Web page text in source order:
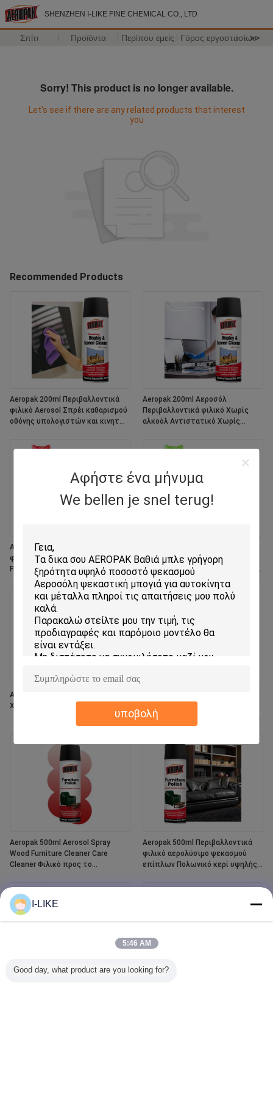
SHENZHEN I-LIKE FINE CHEMICAL CO., LTD
Σπίτι Προϊόντα Περίπου εμείς Γύρος εργοστασίων
>>
Αφήστε ένα μήνυμα
We bellen je snel terug!
υποβολή
Sorry! This product is no longer available.
Let's see if there are any related products that interest
you
Recommended Products
Aeropak 200ml Περιβαλλοντικά
φιλικό Aerosol Σπρέι καθαρισμού
οθόνης υπολογιστών και κινητών
Aeropak 200ml Αεροσόλ
Περιβαλλοντικά φιλικό Χωρίς
αλκοόλ Αντιστατικό Χωρίς
Πολυπρόθεσμη εξατομικευμένη
Aeropak 330ml Περιβαλλοντικώς
φιλικό αερολύσιμο Rose Scent Air
Freshener Spray για οικιακή και
οδική χρήση σε εσωτερικούς
Scent Χρήση Αποτελεσματικός
Εξάλειπτης Οσμών Μακροχρόνια
φιλική προς το περιβάλλον,
ασφαλής για κατοικίδια ζώα,
ασφαλής για παιδιά, ανανεωτικό
Aeropak 330 ml Αεροσόλ Φρέσκο
Χαζάμινο Αρώμα Ψεκαστικό
κουζίνας Εφοδιασμός μαγειρικής
Πολυεπιφανειακό σπρέι
Aeropak 500ml Aerosol Spray
Wood Furniture Cleaner Care
Cleaner Φιλικό προς το
Υψηλού Περιεχομένου Βερνίκι
ξύλου
Aeropak 500ml Περιβαλλοντικά
φιλικό αερολύσιμο ψεκασμού
επίπλων Πολωνικό κερί υψηλής
ξύλο
I-LIKE
5:46 AM
Good day, what product are you looking for?